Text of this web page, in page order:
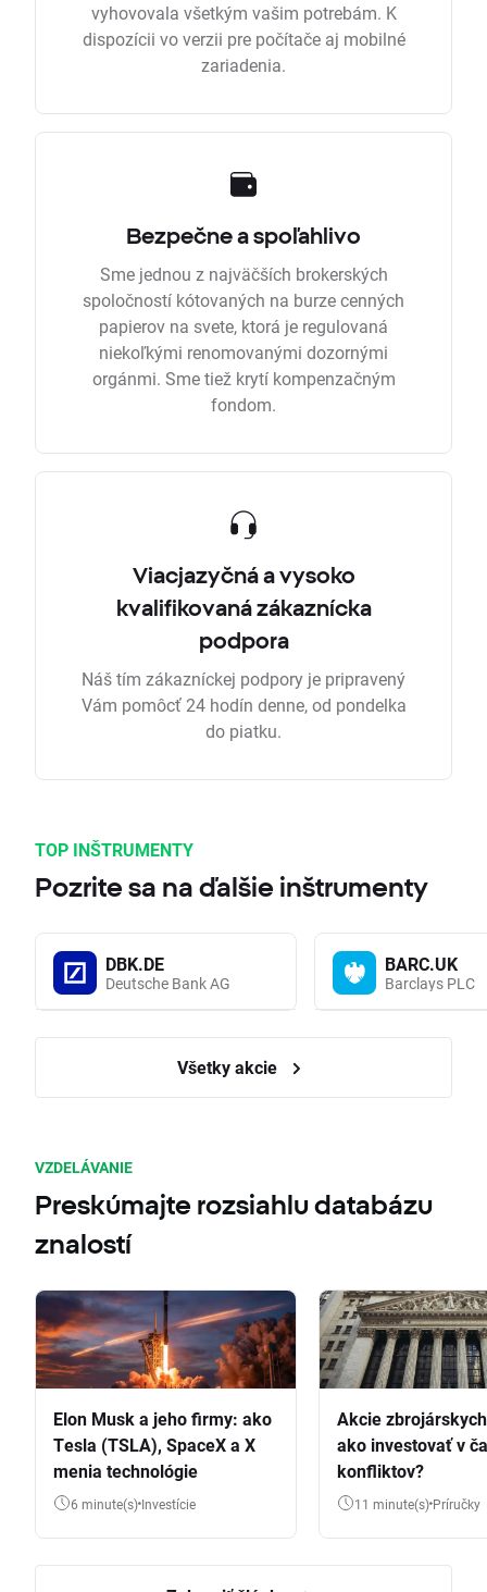
vyhovovala všetkým vašim potrebám. K
dispozícii vo verzii pre počítače aj mobilné
zariadenia.
Bezpečne a spoľahlivo
Sme jednou z najväčších brokerských
spoločností kótovaných na burze cenných
papierov na svete, ktorá je regulovaná
niekoľkými renomovanými dozornými
orgánmi. Sme tiež krytí kompenzačným
fondom.
Viacjazyčná a vysoko
kvalifikovaná zákaznícka
podpora
Náš tím zákazníckej podpory je pripravený
Vám pomôcť 24 hodín denne, od pondelka
do piatku.
TOP INŠTRUMENTY
Pozrite sa na ďalšie inštrumenty
DBK.DE
Deutsche Bank AG
BARC.UK
Barclays PLC
Všetky akcie
VZDELÁVANIE
Preskúmajte rozsiahlu databázu
znalostí
Elon Musk a jeho firmy: ako
Tesla (TSLA), SpaceX a X
menia technológie
6 minute(s) Investície
Akcie
ako investovať v
konfliktov?
11 minute(s) Príručky